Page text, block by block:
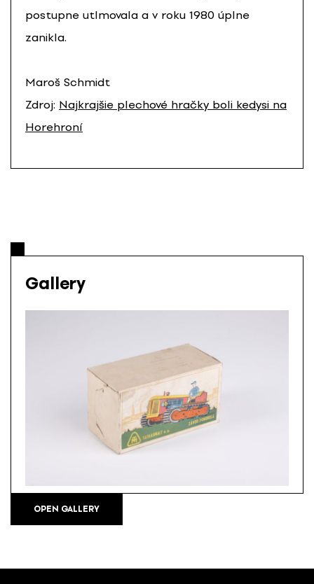
postupne utlmovala a v roku 1980 úplne
zanikla.
Maroš Schmidt
Zdroj: Najkrajšie plechové hračky boli kedysi na
Horehroní
Gallery
OPEN GALLERY